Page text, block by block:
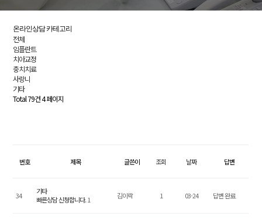
온라인상담 카테고리
전체
임플란트
치아교정
충치치료
사랑니
기타
Total 79건4 페이지
번호 제목 글쓴이 조회 날짜 답변
34
기타
빠른상담 신청합니다.1 김이락 1 03-24 답변 완료